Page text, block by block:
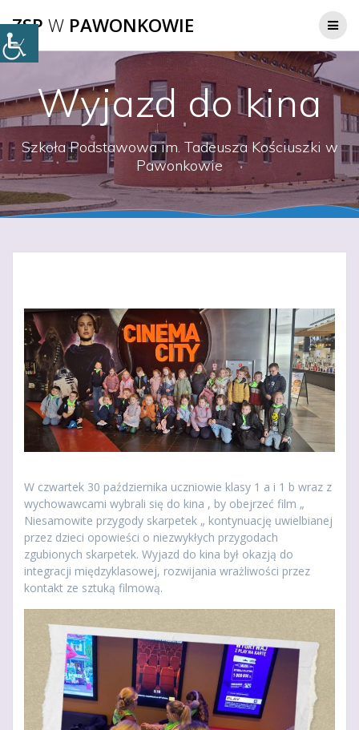
do
ZSP W PAWONKOWIE
Wyjazd do kina
Szkoła Podstawowa im. Tadeusza Kościuszki w
Pawonkowie
W czwartek 30 października uczniowie klasy 1 a i 1 b wraz z
wychowawcami wybrali się do kina , by obejrzeć film „
Niesamowite przygody skarpetek „ kontynuację uwielbianej
przez dzieci opowieści o niezwykłych przygodach
zgubionych skarpetek. Wyjazd do kina był okazją do
integracji międzyklasowej, rozwijania wrażliwości przez
kontakt ze sztuką filmową.